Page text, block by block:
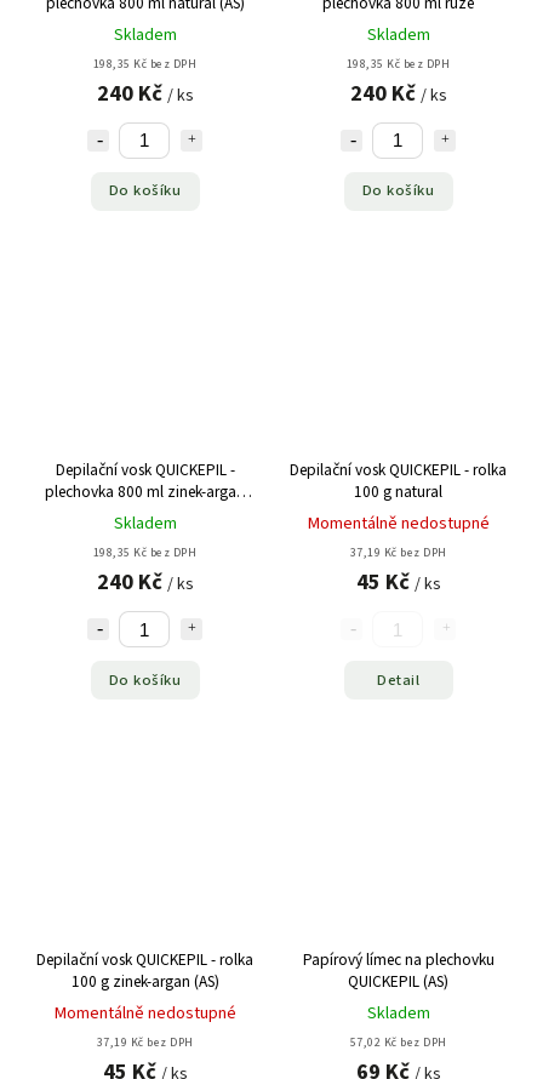
Skladem
198,35 Kč bez DPH
240 Kč / ks
Do košíku
Skladem
198,35 Kč bez DPH
240 Kč / ks
Do košíku
Depilační vosk QUICKEPIL -
plechovka 800 ml zinek-argan
(AS)
Skladem
198,35 Kč bez DPH
240 Kč / ks
Do košíku
Depilační vosk QUICKEPIL - rolka
100 g natural
Momentálně nedostupné
37,19 Kč bez DPH
45 Kč / ks
Detail
Depilační vosk QUICKEPIL - rolka
100 g zinek-argan (AS)
Momentálně nedostupné
37,19 Kč bez DPH
45 Kč
Papírový límec na plechovku
QUICKEPIL (AS)
Skladem
57,02 Kč bez DPH
69 Kč